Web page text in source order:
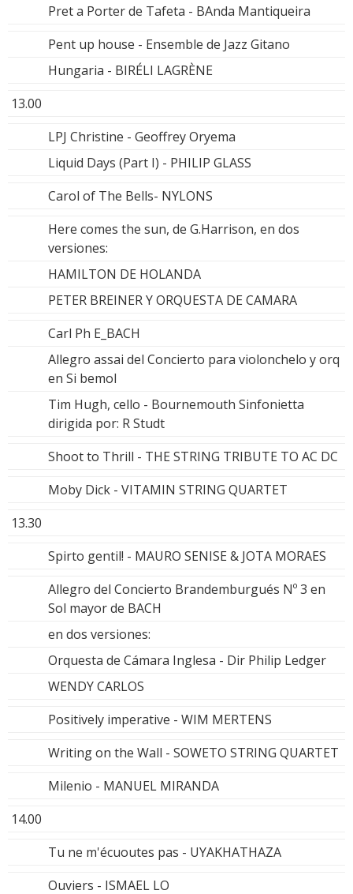
Pret a Porter de Tafeta - BAnda Mantiqueira
Pent up house - Ensemble de Jazz Gitano
Hungaria - BIRÉLI LAGRÈNE
13.00
LPJ Christine - Geoffrey Oryema
Liquid Days (Part I) - PHILIP GLASS
Carol of The Bells- NYLONS
Here comes the sun, de G.Harrison, en dos
versiones:
HAMILTON DE HOLANDA
PETER BREINER Y ORQUESTA DE CAMARA
Carl Ph E_BACH
Allegro assai del Concierto para violonchelo y orq
en Si bemol
Tim Hugh, cello - Bournemouth Sinfonietta
dirigida por: R Studt
Shoot to Thrill - THE STRING TRIBUTE TO AC DC
Moby Dick - VITAMIN STRING QUARTET
13.30
Spirto gentil! - MAURO SENISE & JOTA MORAES
Allegro del Concierto Brandemburgués Nº 3 en
Sol mayor de BACH
en dos versiones:
Orquesta de Cámara Inglesa - Dir Philip Ledger
WENDY CARLOS
Positively imperative - WIM MERTENS
Writing on the Wall - SOWETO STRING QUARTET
Milenio - MANUEL MIRANDA
14.00
Tu ne m'écuoutes pas - UYAKHATHAZA
Ouviers - ISMAEL LO